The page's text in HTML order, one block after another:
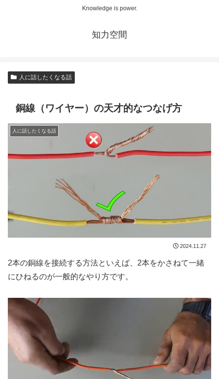
Knowledge is power.
知力空間
人に話したくなる話
銅線（ワイヤー）の天才的なつなげ方
人に話したくなる話
2024.11.27
2本の銅線を接続する方法といえば、2本をかさねて一緒
にひねるのが一般的なやり方です。